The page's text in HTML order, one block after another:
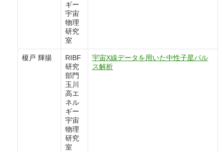
ギー
宇宙
物理
研究
室
榎戸 輝揚
RIBF
研究
部門
玉川
高エ
ネル
ギー
宇宙
物理
研究
室
宇宙X線データを用いた中性子星パル
ス解析